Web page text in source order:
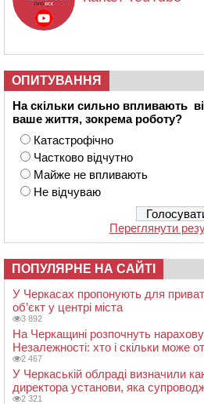
ОПИТУВАННЯ
На скільки сильно впливають
ваше життя, зокрема роботу?
Катастрофічно
Частково відчутно
Майже не впливають
Не відчуваю
Переглянути
ПОПУЛЯРНЕ НА САЙТІ
У Черкасах пропонують для
об’єкт у центрі міста
3 892
На Черкащині розпочнуть
Незалежності: хто і скільки може
2 467
У Черкаській облраді визначили
директора установи, яка
2 321